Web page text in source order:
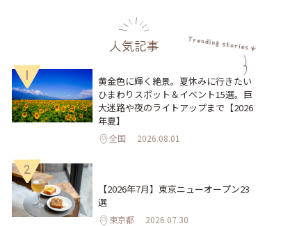
人気記事
1
黄金色に輝く絶景。夏休みに行きたい
ひまわりスポット＆イベント15選。巨
大迷路や夜のライトアップまで【2026
年夏】
全国 2026.08.01
2
【2026年7月】東京ニューオープン23
選
東京都 2026.07.30